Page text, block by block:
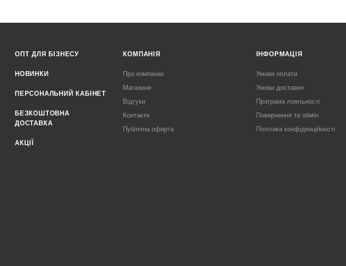
ОПТ ДЛЯ БІЗНЕСУ
НОВИНКИ
ПЕРСОНАЛЬНИЙ КАБІНЕТ
БЕЗКОШТОВНА
ДОСТАВКА
АКЦІЇ
КОМПАНІЯ
Про компанію
Магазини
Відгуки
Контакти
Публічна оферта
ІНФОРМАЦІЯ
Умови оплати
Умови доставки
Програма лояльності
Повернення та обмін
Політика конфіденційності